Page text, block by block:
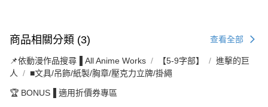
商品相關分類 (3) 查看全部
📌依動漫作品搜尋▐ All Anime Works 【5-9字部】
進擊的巨
人
■文具/吊飾/紙製/胸章/壓克力立牌/掛繩
🏆 BONUS▐ 適用折價券專區